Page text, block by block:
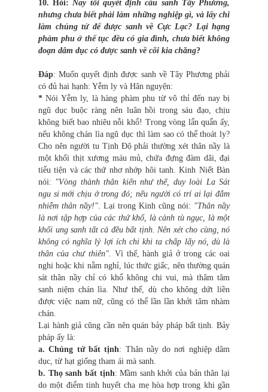
10. Hỏi:Nay tôi quyết định cầu sanh Tây Phương,
nhưng chưa biết phải làm những nghiệp gì, và lấy chi
làm chủng tử để được sanh về Cực Lạc? Lại hạng
phàm phu ở thế tục đều có gia đình, chưa biết không
đoạn dâm dục có được sanh về cõi kia chăng?
Đáp: Muốn quyết định được sanh về Tây Phương phải
có đủ hai hạnh: Yễm ly và Hân nguyện:
* Nói Yễm ly, là hàng phàm phu từ vô thỉ đến nay bị
ngũ dục buộc ràng nên luân hồi trong sáu đạo, chịu
không biết bao nhiêu nỗi khổ! Trong vòng lẩn quẩn ấy,
nếu không chán lìa ngũ dục thì làm sao có thể thoát ly?
Cho nên người tu Tịnh Độ phải thường xét thân nầy là
một khối thịt xương máu mủ, chứa đựng đàm dãi, đại
tiểu tiện và các thứ nhơ nhớp hôi tanh. Kinh Niết Bàn
nói: "Vòng thành thân kiến như thế, duy loài La Sát
ngu si mới chịu ở trong đó; nếu người có trí ai lại đắm
nhiễm thân nầy!". Lại trong Kinh cũng nói: "Thân nầy
là nơi tập hợp của các thứ khổ, là cảnh tù ngục, là một
khối ung sanh tất cả đều bất tịnh. Nên xét cho cùng, nó
không có nghĩa lý lợi ích chi khi ta chấp lấy nó, dù là
thân của chư thiên". Vì thế, hành giả ở trong các oai
nghi hoặc khi nằm nghỉ, lúc thức giấc, nên thường quán
sát thân nầy chỉ có khổ không chi vui, mà thâm tâm
sanh niệm chán lìa. Như thế, dù cho không dứt liền
được việc nam nữ, cũng có thể lần lần khởi tâm nhàm
chán.
Lại hành giả cũng cần nên quán bảy pháp bất tịnh. Bảy
pháp ấy là:
a. Chủng tử bất tịnh: Thân nầy do nơi nghiệp dâm
dục, từ hạt giống tham ái mà sanh.
b. Thọ sanh bất tịnh: Mầm sanh khởi của bản thân lại
do một điểm tinh huyết cha mẹ hòa hợp trong khi gần